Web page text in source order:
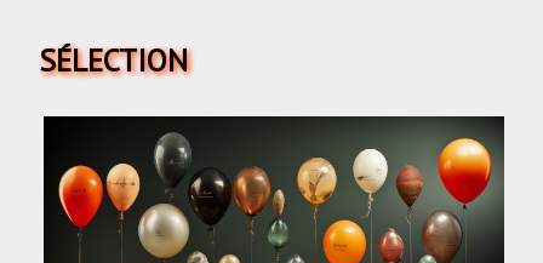
SÉLECTION